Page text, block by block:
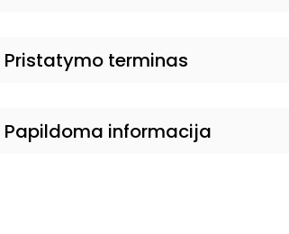
Pristatymo terminas
Papildoma informacija